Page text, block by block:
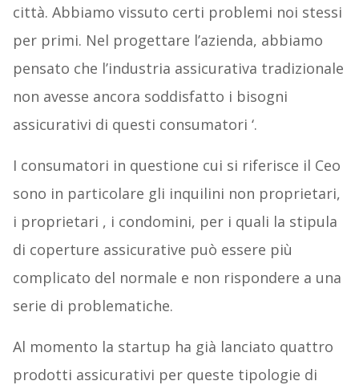
città. Abbiamo vissuto certi problemi noi stessi
per primi. Nel progettare l’azienda, abbiamo
pensato che l’industria assicurativa tradizionale
non avesse ancora soddisfatto i bisogni
assicurativi di questi consumatori ‘.
I consumatori in questione cui si riferisce il Ceo
sono in particolare gli inquilini non proprietari,
i proprietari , i condomini, per i quali la stipula
di coperture assicurative può essere più
complicato del normale e non rispondere a una
serie di problematiche.
Al momento la startup ha già lanciato quattro
prodotti assicurativi per queste tipologie di